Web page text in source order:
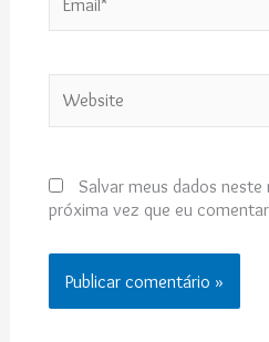
Salvar meus dados
próxima vez que eu